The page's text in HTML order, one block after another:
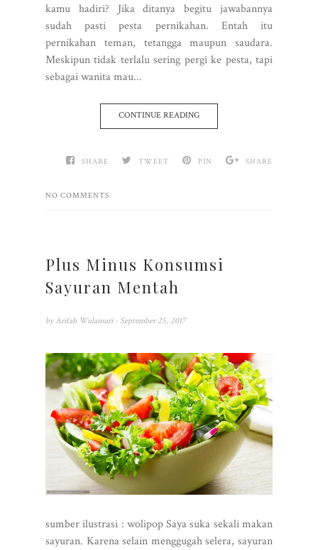
kamu hadiri? Jika ditanya begitu jawabannya
sudah pasti pesta pernikahan. Entah itu
pernikahan teman, tetangga maupun saudara.
Meskipun tidak terlalu sering pergi ke pesta, tapi
sebagai wanita mau...
CONTINUE READING
SHARE TWEET PIN SHARE
NO COMMENTS
Plus Minus Konsumsi
Sayuran Mentah
by Arifah Wulansari - September 25, 2017
sumber ilustrasi : wolipop Saya suka sekali makan
sayuran. Karena selain menggugah selera, sayuran